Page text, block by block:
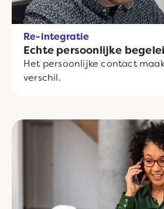
Re-integratie
Echte persoonlijke
Het persoonlijke contact
verschil.